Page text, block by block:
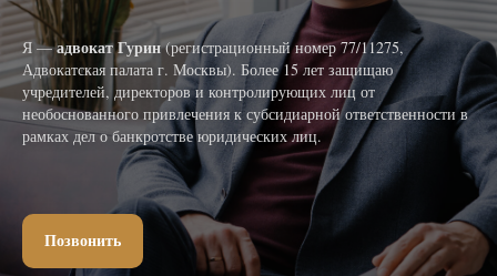
Я —адвокат Гурин(регистрационный номер 77/11275,
Адвокатская палата г. Москвы). Более 15 лет защищаю
учредителей, директоров и контролирующих лиц от
необоснованного привлечения к субсидиарной ответственности в
рамках дел о банкротстве юридических лиц.
Позвонить